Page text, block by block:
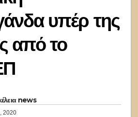
υπέρ της
από το
news
2020